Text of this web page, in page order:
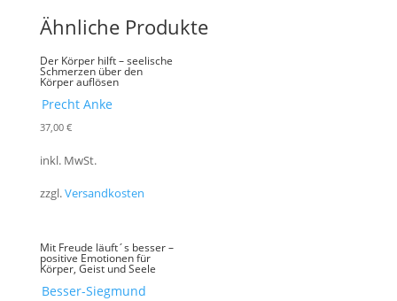
Ähnliche Produkte
Der Körper hilft – seelische
Schmerzen über den
Körper auflösen
Precht Anke
37,00 €
inkl. MwSt.
zzgl.Versandkosten
Mit Freude läuft´s besser –
positive Emotionen für
Körper, Geist und Seele
Besser-Siegmund